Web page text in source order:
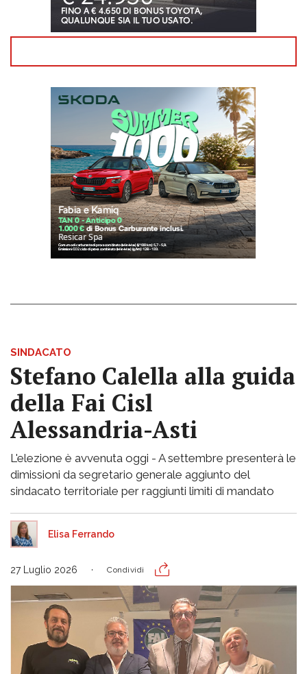
SINDACATO
Stefano Calella alla guida
della Fai Cisl
Alessandria-Asti
L'elezione è avvenuta oggi - A settembre presenterà le
dimissioni da segretario generale aggiunto del
sindacato territoriale per raggiunti limiti di mandato
Elisa Ferrando
27 Luglio 2026 Condividi